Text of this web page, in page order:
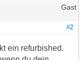
Gast
#2
ein refurbished.